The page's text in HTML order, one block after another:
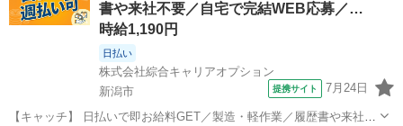
環境でお仕事始めるの不...書や来社不要／自宅で完結WEB応募／…
時給1,190円
日払い
株式会社綜合キャリアオプション
新潟市
提携サイト 7月24日
【キャッチ】 日払いで即お給料GET／製造・軽作業／履歴書や来社不